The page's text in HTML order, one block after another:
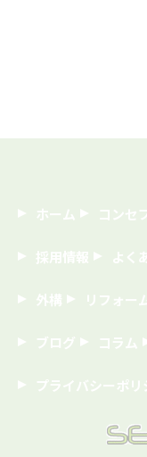
ホーム コンセ
採用情報 よく
外構 リフォー
ブログ コラム
プライバシーポリ